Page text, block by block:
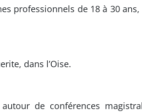
professionnels de 18 à 30
dans l’Oise.
autour de conférences